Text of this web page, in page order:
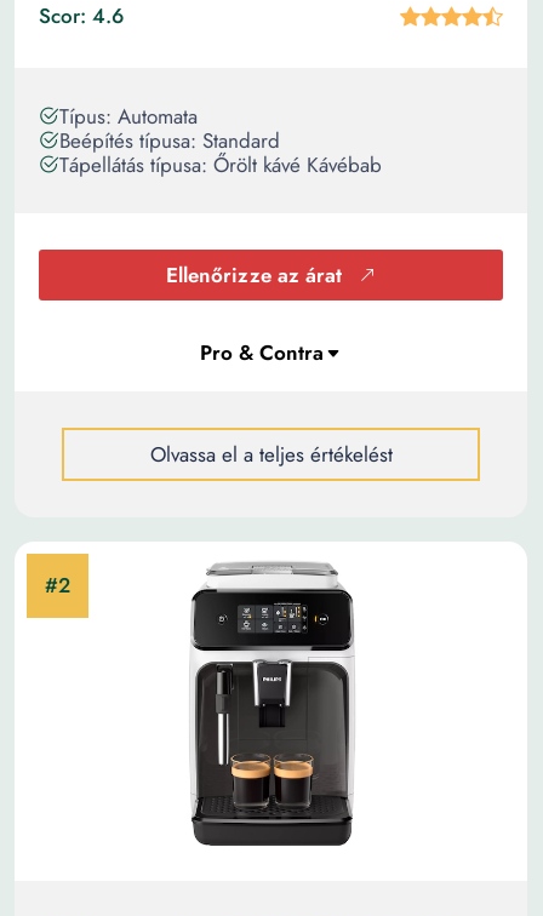
Scor: 4.6
Típus: Automata
Beépítés típusa: Standard
Tápellátás típusa: Őrölt kávé Kávébab
Ellenőrizze az árat
Olvassa el a teljes értékelést